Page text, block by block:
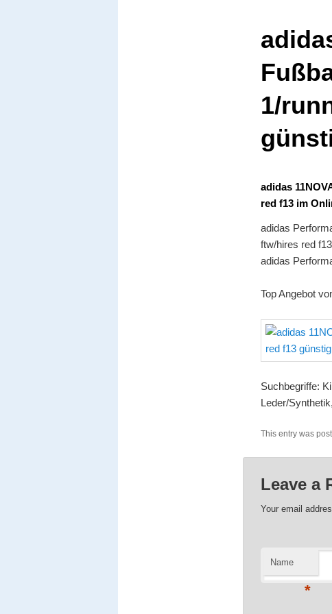
1/
adidas
red f13 im
adidas
ftw/hires red
adidas
Top Angebot
Suchbegriffe:
Leder/
This entry was
Leave a
Your email
Name
*